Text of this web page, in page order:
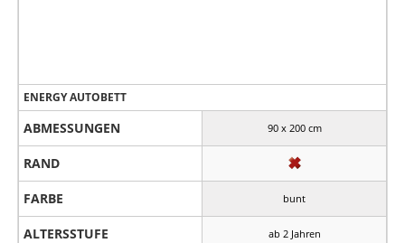
ENERGY AUTOBETT
ABMESSUNGEN 90 x 200 cm
RAND
FARBE bunt
ALTERSSTUFE ab 2 Jahren